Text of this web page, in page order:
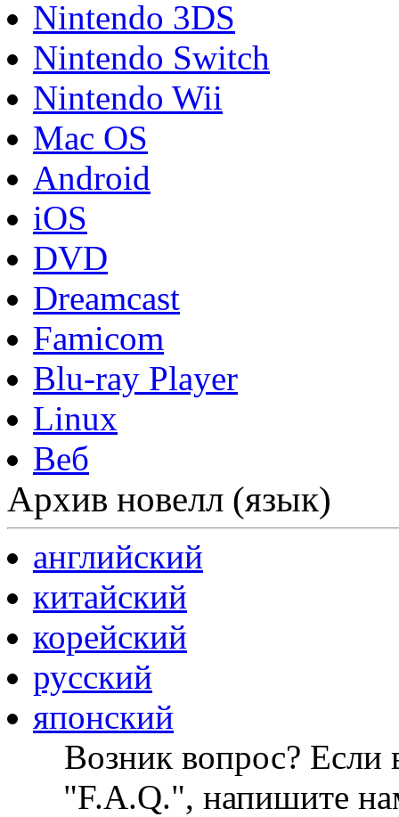
Nintendo 3DS
Nintendo Switch
Nintendo Wii
Mac OS
Android
iOS
DVD
Dreamcast
Famicom
Blu-ray Player
Linux
Веб
Архив новелл (язык)
английский
китайский
корейский
русский
японский
Возник вопрос? Если
"F.A.Q.", напишите